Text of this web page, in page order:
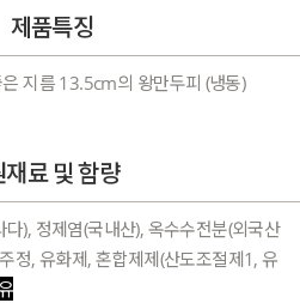
제품특징
지름 13.5cm의 왕만두피 (냉동)
재료 및 함량
), 정제염(국내산), 옥수수전분(외국산
정, 유화제, 혼합제제(산도조절제1, 유